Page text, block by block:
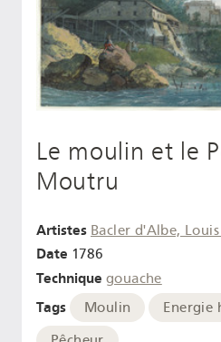
Le moulin et le
Moutru
Artistes Bacler d'Albe,
Date 1786
Technique gouache
Tags Moulin
Energie